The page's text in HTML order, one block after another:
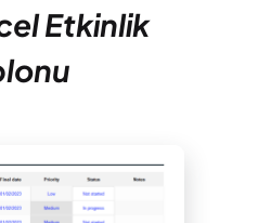
Etkinlik